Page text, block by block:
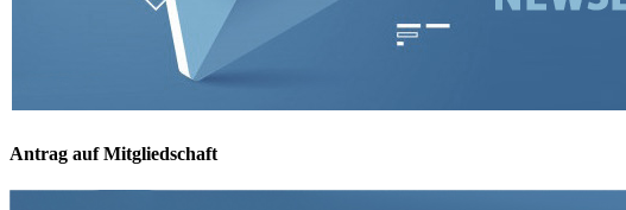
Antrag auf Mitgliedschaft